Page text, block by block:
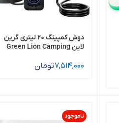
دوش کمپینگ 20 لیتری گرین
لاین Green Lion Camping
7,514,000تومان
ناموجود